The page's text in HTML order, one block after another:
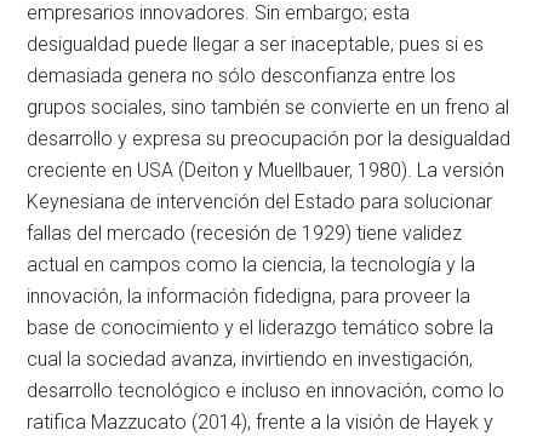
empresarios innovadores. Sin embargo; esta
desigualdad puede llegar a ser inaceptable, pues si es
demasiada genera no sólo desconfianza entre los
grupos sociales, sino también se convierte en un freno al
desarrollo y expresa su preocupación por la desigualdad
creciente en USA (Deiton y Muellbauer, 1980). La versión
Keynesiana de intervención del Estado para solucionar
fallas del mercado (recesión de 1929) tiene validez
actual en campos como la ciencia, la tecnología y la
innovación, la información fidedigna, para proveer la
base de conocimiento y el liderazgo temático sobre la
cual la sociedad avanza, invirtiendo en investigación,
desarrollo tecnológico e incluso en innovación, como lo
ratifica Mazzucato (2014), frente a la visión de Hayek y